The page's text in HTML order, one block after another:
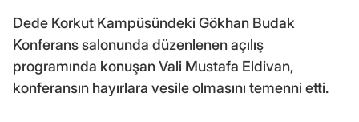
Dede Korkut Kampüsündeki Gökhan Budak
Konferans salonunda düzenlenen açılış
programında konuşan Vali Mustafa Eldivan,
konferansın hayırlara vesile olmasını temenni etti.